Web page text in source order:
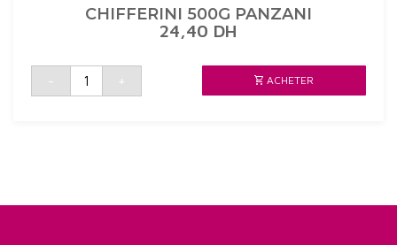
CHIFFERINI 500G PANZANI
24,40 DH
-
quantité
CHIFFERINI
+ ACHETER